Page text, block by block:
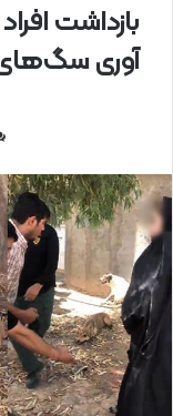
بازداشت
آوری